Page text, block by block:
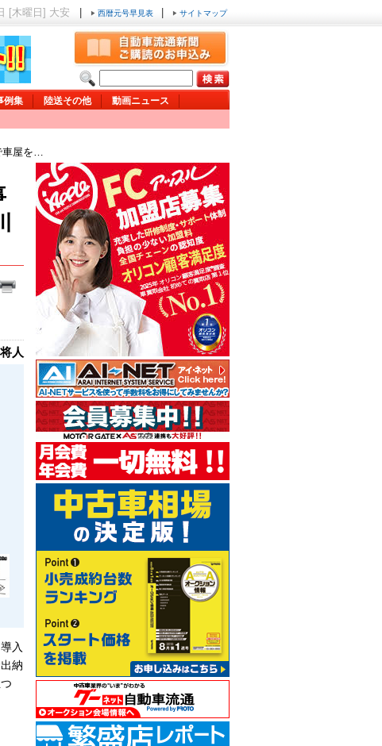
[木曜日] 大安 西暦元号早見表 サイトマップ
例集 陸送その他
動画ニュース
車屋を…
人
入
納